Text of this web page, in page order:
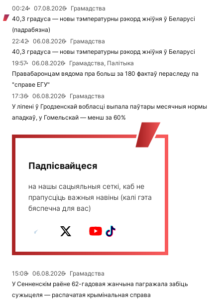
00:24 07.08.2026
Грамадства
40,3 градуса — новы тэмпературны рэкорд жніўня ў Беларусі
(падрабязна)
22:42
06.08.2026
Грамадства
40,3 градуса — новы тэмпературны рэкорд жніўня ў Беларусі
19:57
06.08.2026
Грамадства, Палітыка
Правабаронцам вядома пра больш за 180 фактаў пераследу па
"справе ЕГУ"
17:36
06.08.2026
Грамадства
У ліпені ў Гродзенскай вобласці выпала паўтары месячныя нормы
ападкаў, у Гомельскай — менш за 60%
Падпісвайцеся
на нашы сацыяльныя сеткі, каб не
прапусціць важныя навіны (калі гэта
бяспечна для вас)
15:08 06.08.2026
Грамадства
У Сенненскім раёне 62-гадовая жанчына пагражала забіць
сужыцеля — распачатая крымінальная справа